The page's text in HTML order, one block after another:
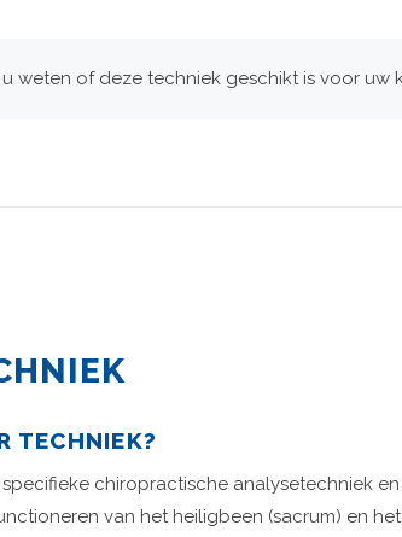
weten of deze techniek geschikt is voor uw
TECHNIEK?
specifieke chiropractische analysetechniek
van het heiligbeen (sacrum) en